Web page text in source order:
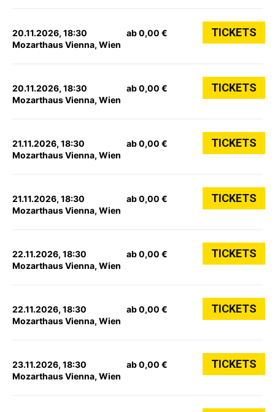
20.11.2026, 18:30
Mozarthaus Vienna, Wien
ab 0,00 € TICKETS
20.11.2026, 18:30
Mozarthaus Vienna, Wien
ab 0,00 € TICKETS
21.11.2026, 18:30
Mozarthaus Vienna, Wien
ab 0,00 € TICKETS
21.11.2026, 18:30
Mozarthaus Vienna, Wien
ab 0,00 € TICKETS
22.11.2026, 18:30
Mozarthaus Vienna, Wien
ab 0,00 € TICKETS
22.11.2026, 18:30
Mozarthaus Vienna, Wien
ab 0,00 € TICKETS
23.11.2026, 18:30
Mozarthaus Vienna, Wien
ab 0,00 € TICKETS